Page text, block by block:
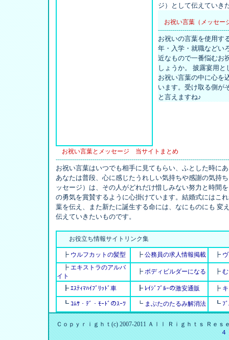
ジ）として伝えていき
お祝い言葉（メッセー
お祝いの言葉を使用す
年・入学・就職などい
近なもので一番悩むお
しょうか。 披露宴用と
お祝い言葉の中に心を
います。受け取る側が
と言えますね♪
お祝い言葉とメッセージ 当サイトまとめ
お祝い言葉はいつでも相手に見てもらい、ふとした時に
あなたは普段、心に感じたうれしい気持ちや感謝の気持
ッセージ）は、その人がどれだけ惜しみない努力と時間
の勇気を賞賛するように心掛けています。結婚式にはこ
葉を伝え、また新たに誕生する命には、なにものにも 変
伝えていきたいものです。
お役立ち情報サイトリンク集
┣ ウルフカットの髪型 ┣ 公務員の求人情報掲載 ┣
┣ エキストラのアルバ
イト
┣ ボディビルダーになる ┣
┣ ｴｽﾃｨﾏﾊｲﾌﾞﾘｯﾄﾞ車 ┣ ﾚｲｼﾞﾌﾞﾙｰの激安通販 ┣
┗ ｺﾑｻ・ﾃﾞ・ﾓｰﾄﾞのｽｰﾂ ┗ まぶたのたるみ解消法 ┗ ﾌ
Ｃｏｐｙｒｉｇｈｔ(c) 2007-2011 Ａｌｌ Ｒｉｇｈｔｓ Ｒｅ
４